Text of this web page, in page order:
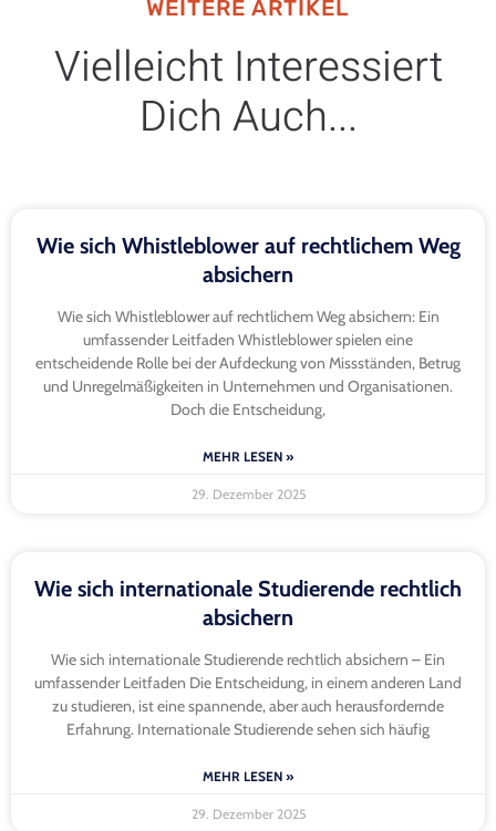
WEITERE ARTIKEL
Vielleicht Interessiert
Dich Auch...
Wie sich Whistleblower auf rechtlichem Weg
absichern
Wie sich Whistleblower auf rechtlichem Weg absichern: Ein
umfassender Leitfaden Whistleblower spielen eine
entscheidende Rolle bei der Aufdeckung von Missständen, Betrug
und Unregelmäßigkeiten in Unternehmen und Organisationen.
Doch die Entscheidung,
MEHR LESEN »
29. Dezember 2025
Wie sich internationale Studierende rechtlich
absichern
Wie sich internationale Studierende rechtlich absichern – Ein
umfassender Leitfaden Die Entscheidung, in einem anderen Land
zu studieren, ist eine spannende, aber auch herausfordernde
Erfahrung. Internationale Studierende sehen sich häufig
MEHR LESEN »
29. Dezember 2025